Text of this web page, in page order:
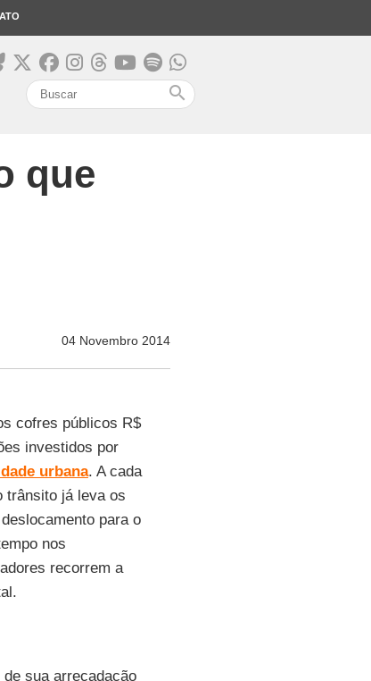
search
que
04 Novembro 2014
cofres públicos R$
investidos por
urbana. A cada
trânsito já leva os
para o
nos
recorrem a
sua arrecadação